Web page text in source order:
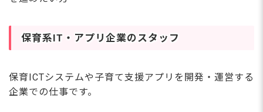
保育系IT・アプリ企業のスタッフ
保育ICTシステムや子育て支援アプリを開発・運営する
企業での仕事です。